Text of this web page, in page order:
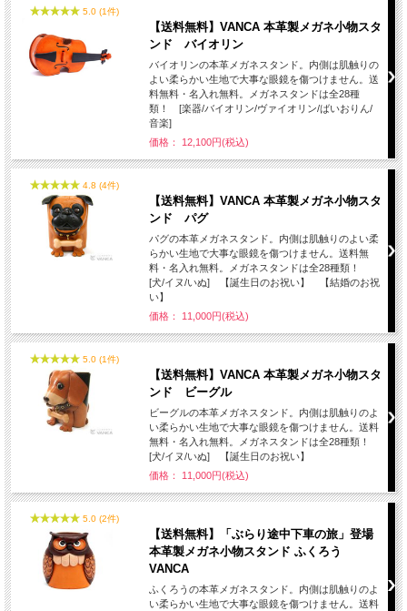
5.0 (1件)
【送料無料】VANCA 本革製メガネ小物スタ
ンド バイオリン
バイオリンの本革メガネスタンド。内側は肌触りの
よい柔らかい生地で大事な眼鏡を傷つけません。送
料無料・名入れ無料。メガネスタンドは全28種
類！ [楽器/バイオリン/ヴァイオリン/ばいおりん/
音楽]
価格： 12,100円(税込)
4.8 (4件)
【送料無料】VANCA 本革製メガネ小物スタ
ンド パグ
パグの本革メガネスタンド。内側は肌触りのよい柔
らかい生地で大事な眼鏡を傷つけません。送料無
料・名入れ無料。メガネスタンドは全28種類！
[犬/イヌ/いぬ] 【誕生日のお祝い】 【結婚のお祝
い】
価格： 11,000円(税込)
5.0 (1件)
【送料無料】VANCA 本革製メガネ小物スタ
ンド ビーグル
ビーグルの本革メガネスタンド。内側は肌触りのよ
い柔らかい生地で大事な眼鏡を傷つけません。送料
無料・名入れ無料。メガネスタンドは全28種類！
[犬/イヌ/いぬ] 【誕生日のお祝い】
価格： 11,000円(税込)
5.0 (2件)
【送料無料】「ぶらり途中下車の旅」登場
本革製メガネ小物スタンド ふくろう
VANCA
ふくろうの本革メガネスタンド。内側は肌触りのよ
い柔らかい生地で大事な眼鏡を傷つけません。送料